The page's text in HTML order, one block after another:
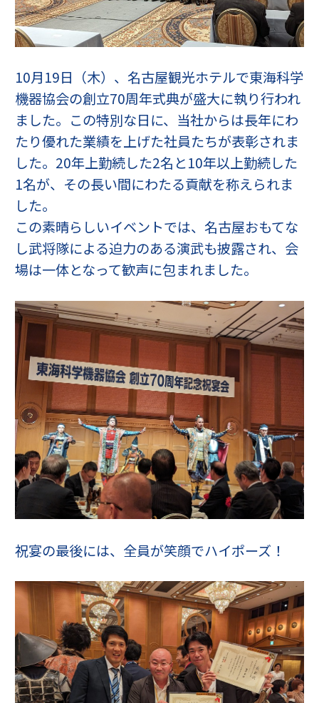
10月19日（木）、名古屋観光ホテルで東海科学
機器協会の創立70周年式典が盛大に執り行われ
ました。この特別な日に、当社からは長年にわ
たり優れた業績を上げた社員たちが表彰されま
した。20年上勤続した2名と10年以上勤続した
1名が、その長い間にわたる貢献を称えられま
した。
この素晴らしいイベントでは、名古屋おもてな
し武将隊による迫力のある演武も披露され、会
場は一体となって歓声に包まれました。
祝宴の最後には、全員が笑顔でハイポーズ！